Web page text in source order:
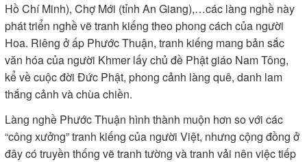
Hồ Chí Minh), Chợ Mới (tỉnh An Giang),…các làng nghề này
phát triển nghề vẽ tranh kiếng theo phong cách của người
Hoa. Riêng ở ấp Phước Thuận, tranh kiếng mang bản sắc
văn hóa của người Khmer lấy chủ đề Phật giáo Nam Tông,
kể về cuộc đời Đức Phật, phong cảnh làng quê, danh lam
thắng cảnh và chùa chiền.
Làng nghề Phước Thuận hình thành muộn hơn so với các
“công xưởng” tranh kiếng của người Việt, nhưng cộng đồng ở
đây có truyền thống vẽ tranh tường và tranh vải nên việc tiếp